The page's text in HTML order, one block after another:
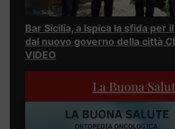
Bar Sicilia, a Ispica la sfida per
dal nuovo governo della città
VIDEO
La Buona